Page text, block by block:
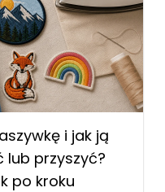
i jak ją
przyszyć?
po kroku